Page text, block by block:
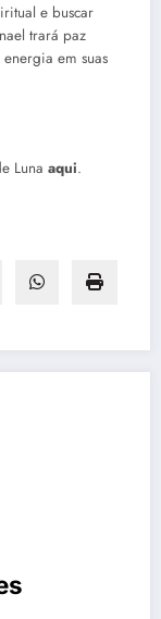
e buscar
trará paz
em suas
Luna aqui.